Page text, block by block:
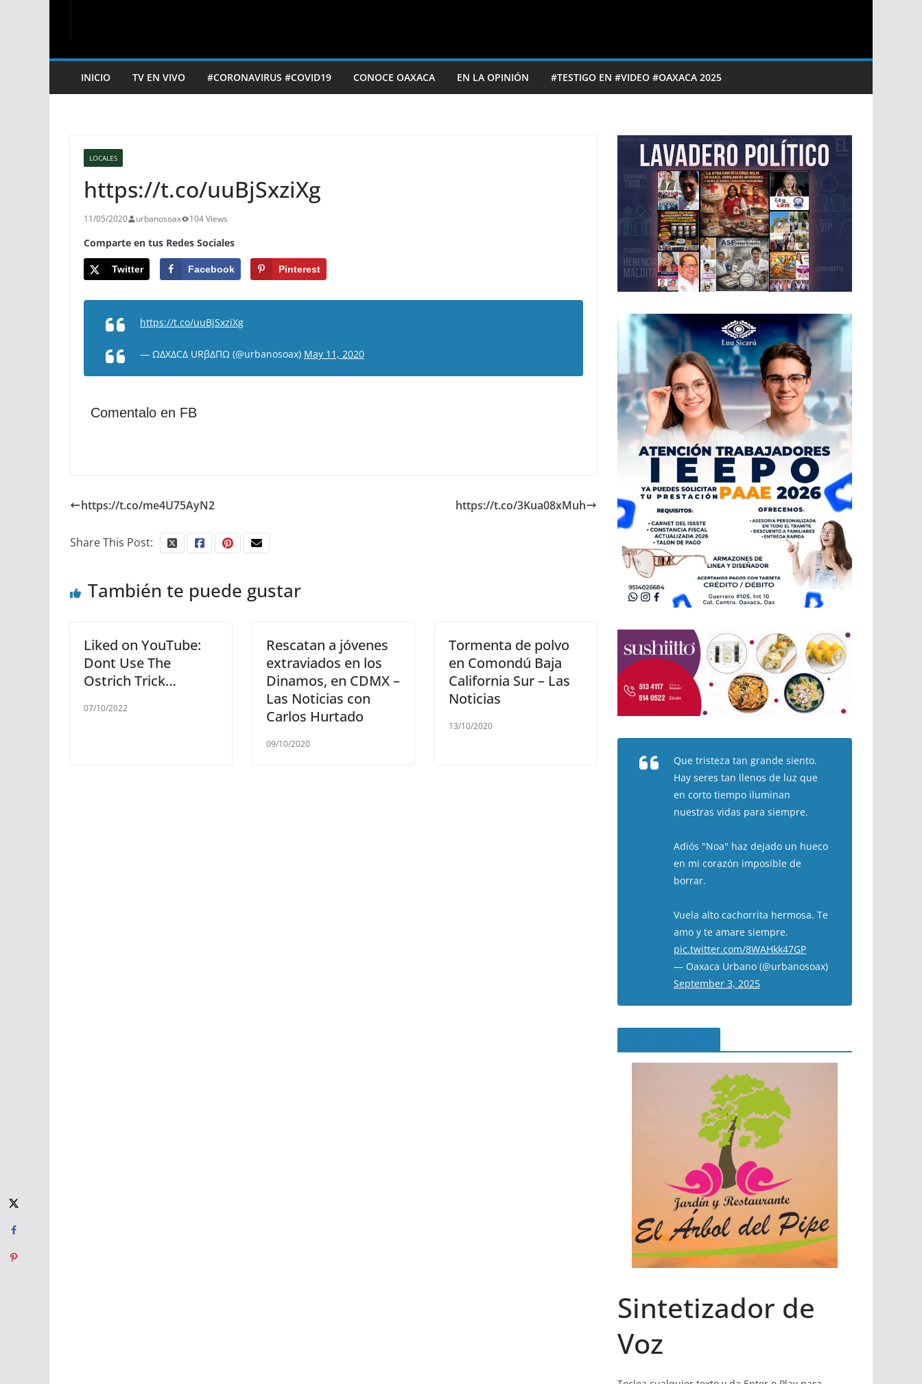
INICIO TV EN VIVO #CORONAVIRUS #COVID19 CONOCE OAXACA EN LA OPINIÓN #TESTIGO EN #VIDEO #OAXACA 2025
LOCALES
https://t.co/uuBjSxziXg
11/05/2020 urbanosoax 104 Views
Comparte en tus Redes Sociales
Twitter Facebook Pinterest
https://t.co/uuBjSxziXg
— ΩΔXΔCΔ URβΔΠΩ (@urbanosoax) May 11, 2020
Comentalo en FB
https://t.co/me4U75AyN2 https://t.co/3Kua08xMuh
Share This Post:
También te puede gustar
Liked on YouTube:
Dont Use The
Ostrich Trick…
07/10/2022
Rescatan a jóvenes
extraviados en los
Dinamos, en CDMX –
Las Noticias con
Carlos Hurtado
09/10/2020
Tormenta de polvo
en Comondú Baja
California Sur – Las
Noticias
13/10/2020
Que tristeza tan grande siento.
Hay seres tan llenos de luz que
en corto tiempo iluminan
nuestras vidas para siempre.
Adiós "Noa" haz dejado un hueco
en mi corazón imposible de
borrar.
Vuela alto cachorrita hermosa. Te
amo y te amare siempre.
pic.twitter.com/8WAHkk47GP
— Oaxaca Urbano (@urbanosoax)
September 3, 2025
Sintetizador de
Voz